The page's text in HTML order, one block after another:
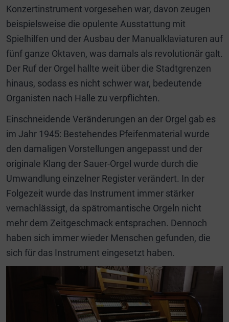
Konzertinstrument vorgesehen war, davon zeugen
beispielsweise die opulente Ausstattung mit
Spielhilfen und der Ausbau der Manualklaviaturen auf
fünf ganze Oktaven, was damals als revolutionär galt.
Der Ruf der Orgel hallte weit über die Stadtgrenzen
hinaus, sodass es nicht schwer war, bedeutende
Organisten nach Halle zu verpflichten.
Einschneidende Veränderungen an der Orgel gab es
im Jahr 1945: Bestehendes Pfeifenmaterial wurde
den damaligen Vorstellungen angepasst und der
originale Klang der Sauer-Orgel wurde durch die
Umwandlung einzelner Register verändert. In der
Folgezeit wurde das Instrument immer stärker
vernachlässigt, da spätromantische Orgeln nicht
mehr dem Zeitgeschmack entsprachen. Dennoch
haben sich immer wieder Menschen gefunden, die
sich für das Instrument eingesetzt haben.